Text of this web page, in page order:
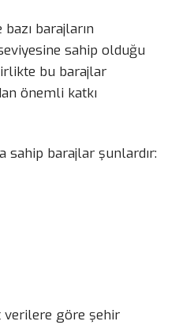
barajların
sahip olduğu
bu barajlar
önemli katkı
sahip barajlar şunlardır:
verilere göre şehir